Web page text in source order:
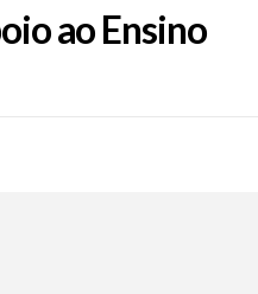
ao Ensino